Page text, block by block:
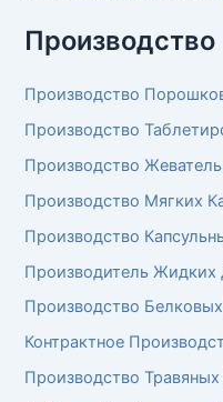
Производство
Производство
Производство
Производство
Производство Мягких
Производство
Производитель Жидких
Производство
Контрактное
Производство